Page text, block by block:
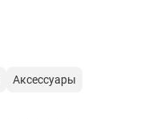
Аксессуары